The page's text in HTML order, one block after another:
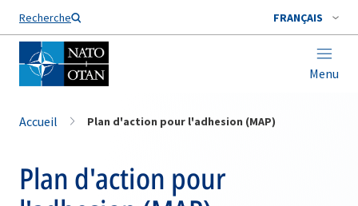
Recherche FRANÇAIS
Menu
Nom de famille*
Accueil Plan d'action pour l'adhesion (MAP)
Plan d'action pour